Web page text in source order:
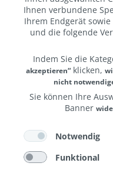
Länge für den
Technische Daten
Farbe:weiß
max.
max. Ladeleistung:
Ausführung:
1m oder
Ihnen verbundene
Ihrem Endgerät
und die folgende
Indem Sie die
akzeptieren“klicken,
nicht
Sie können Ihre
Banner
Notwendig
Funktional